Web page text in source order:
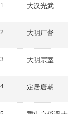
1 大汉光武
2 大明厂督
3 大明宗室
4 定居唐朝